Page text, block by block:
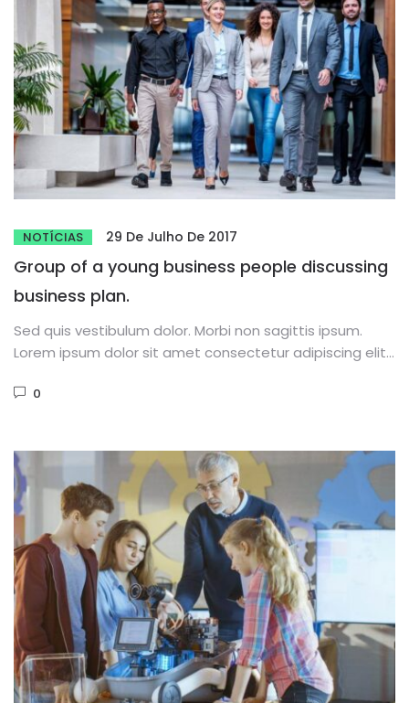
NOTÍCIAS 29 De Julho De 2017
Group of a young business people discussing
business plan.
Sed quis vestibulum dolor. Morbi non sagittis ipsum.
Lorem ipsum dolor sit amet consectetur adipiscing elit.
0